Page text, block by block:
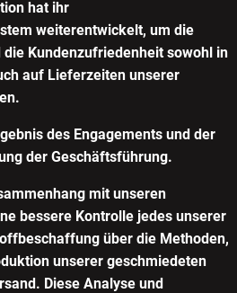
hat ihr
weiterentwickelt, um die
Kundenzufriedenheit sowohl in
auf Lieferzeiten unserer
des Engagements und der
der Geschäftsführung.
mit unseren
bessere Kontrolle jedes unserer
über die Methoden,
unserer geschmiedeten
Diese Analyse und